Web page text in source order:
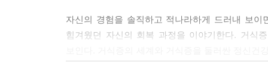
자아이가 분노를 표현하는 방법이기도 하다.
--- p.291
추구해왔던” 프리먼은 결과적으로 이 책을 통해 “
찾아내는 데 성공”(〈뉴욕 타임스〉)한 것으로 보인
자신의 경험을 솔직하고 적나라하게 드러내 보
힘겨웠던 자신의 회복 과정을 이야기한다. 거식